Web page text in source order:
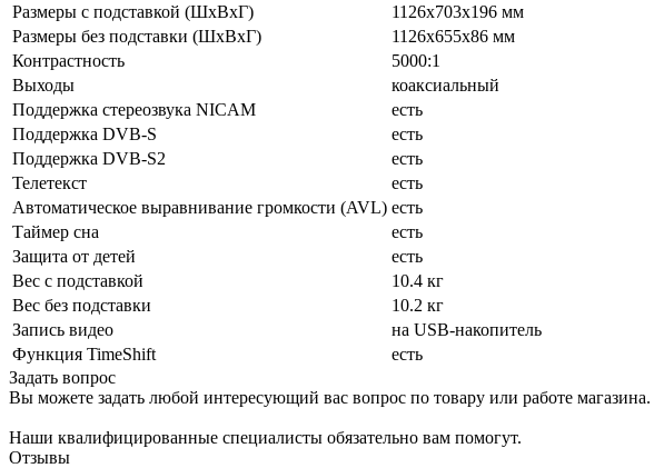
Размеры с подставкой (ШxВxГ)
1126x703x196 мм
Размеры без подставки (ШxВxГ)
1126x655x86 мм
Контрастность
5000:1
Выходы
коаксиальный
Поддержка стереозвука NICAM
есть
Поддержка DVB-S
есть
Поддержка DVB-S2
есть
Телетекст
есть
Автоматическое выравнивание громкости (AVL) есть
Таймер сна
есть
Защита от детей
есть
Вес с подставкой
10.4 кг
Вес без подставки
10.2 кг
Запись видео
на USB-накопитель
Функция TimeShift
есть
Задать вопрос
Вы можете задать любой интересующий вас вопрос по товару или работе магазина.
Наши квалифицированные специалисты обязательно вам помогут.
Отзывы